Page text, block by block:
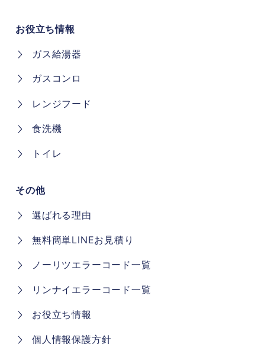
お役立ち情報
トイレ
食洗機
レンジフード
ガスコンロ
ガス給湯器
個人情報保護方針
お役立ち情報
リンナイエラーコード一覧
ノーリツエラーコード一覧
無料簡単LINEお見積り
選ばれる理由
その他